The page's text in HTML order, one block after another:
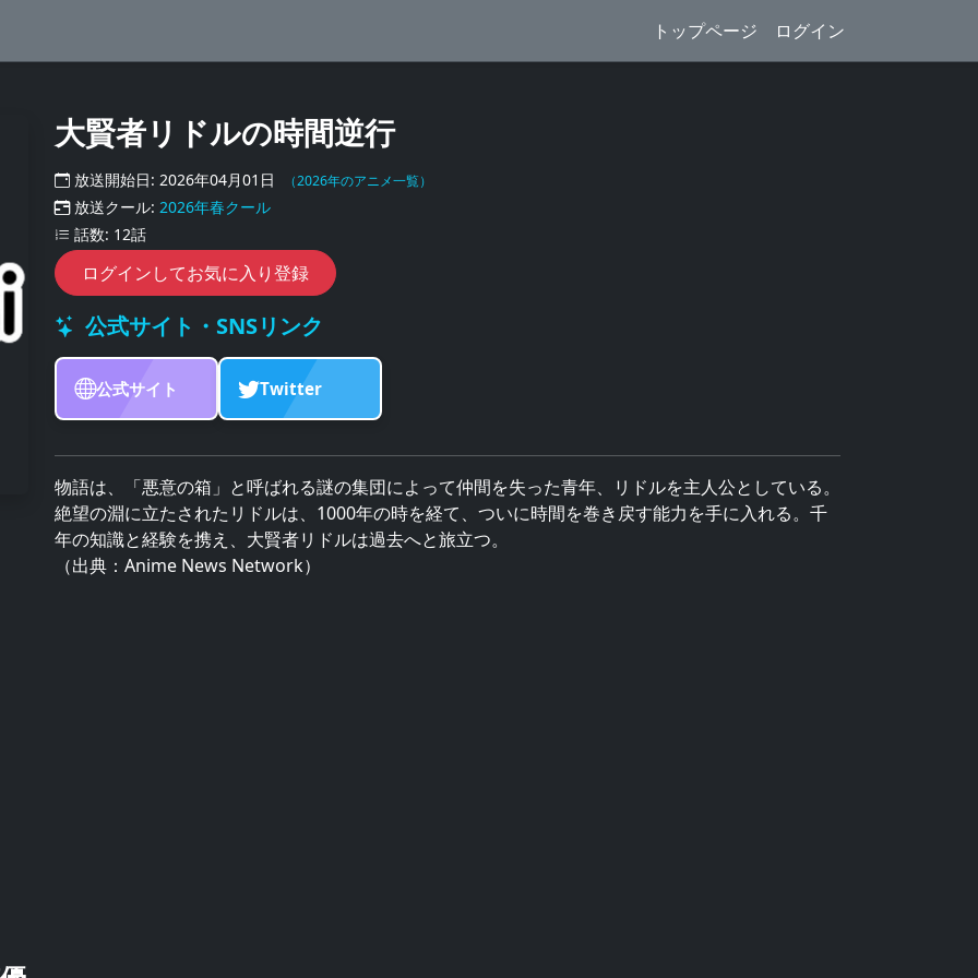
トップページ ログイン
大賢者リドルの時間逆行
放送開始日: 2026年04月01日 （2026年のアニメ一覧）
放送クール: 2026年春クール
話数: 12話
ログインしてお気に入り登録
公式サイト・SNSリンク
公式サイト Twitter
物語は、「悪意の箱」と呼ばれる謎の集団によって仲間を失った青年、リドルを主人公としている。
絶望の淵に立たされたリドルは、1000年の時を経て、ついに時間を巻き戻す能力を手に入れる。千
年の知識と経験を携え、大賢者リドルは過去へと旅立つ。
（出典：Anime News Network）